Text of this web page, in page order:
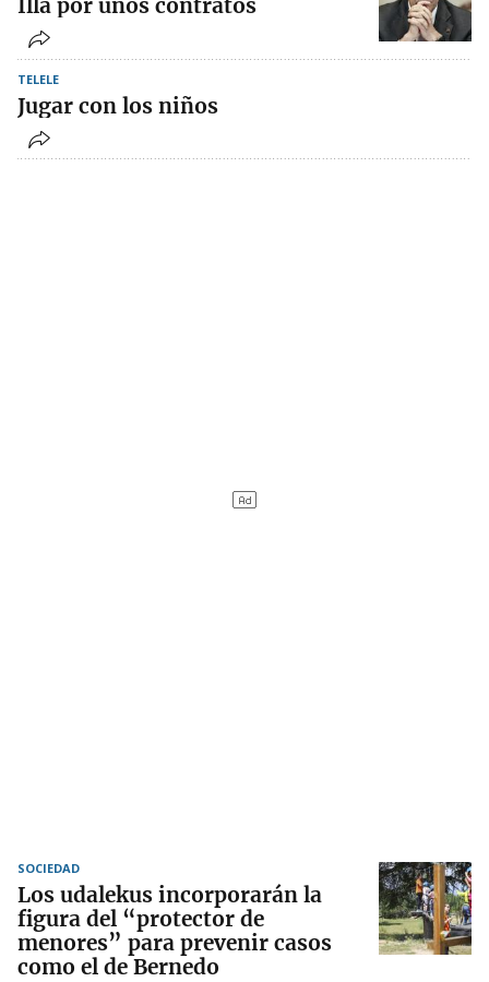
Illa por unos contratos
TELELE
Jugar con los niños
SOCIEDAD
Los udalekus incorporarán la
figura del “protector de
menores” para prevenir casos
como el de Bernedo